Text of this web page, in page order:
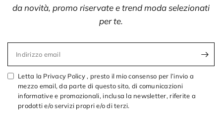
da novità, promo riservate e trend moda selezionati
per te.
Indirizzo email
Letta la Privacy Policy , presto il mio consenso per l’invio a
mezzo email, da parte di questo sito, di comunicazioni
informative e promozionali, inclusa la newsletter, riferite a
prodotti e/o servizi propri e/o di terzi.